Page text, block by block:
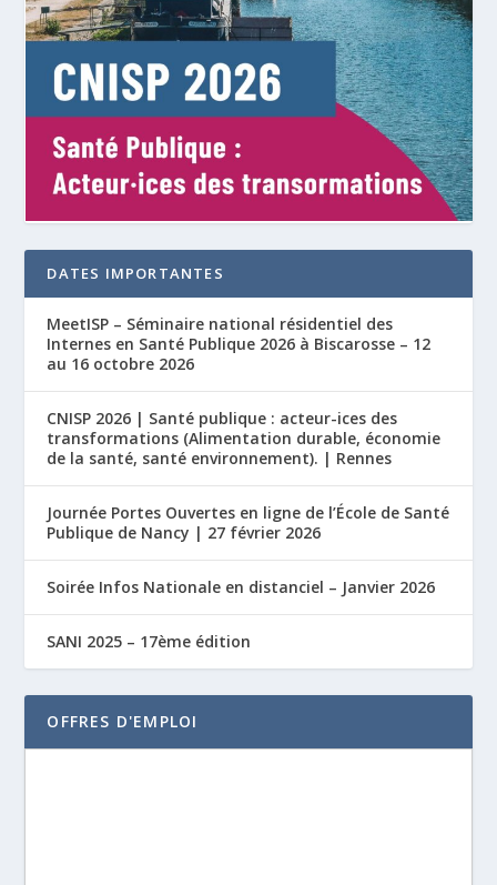
DATES IMPORTANTES
MeetISP – Séminaire national résidentiel des
Internes en Santé Publique 2026 à Biscarosse – 12
au 16 octobre 2026
CNISP 2026 | Santé publique : acteur-ices des
transformations (Alimentation durable, économie
de la santé, santé environnement). | Rennes
Journée Portes Ouvertes en ligne de l’École de Santé
Publique de Nancy | 27 février 2026
Soirée Infos Nationale en distanciel – Janvier 2026
SANI 2025 – 17ème édition
OFFRES D'EMPLOI